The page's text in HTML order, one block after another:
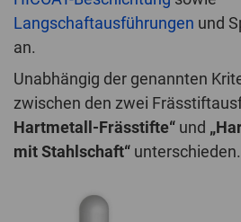
Langschaftausführungen und
an.
Unabhängig der genannten
zwischen den zwei
Hartmetall-Frässtifte“ und
mit Stahlschaft“ unterschieden.